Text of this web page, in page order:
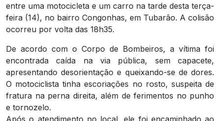
entre uma motocicleta e um carro na tarde desta terça-
feira (14), no bairro Congonhas, em Tubarão. A colisão
ocorreu por volta das 18h35.
De acordo com o Corpo de Bombeiros, a vítima foi
encontrada caída na via pública, sem capacete,
apresentando desorientação e queixando-se de dores.
O motociclista tinha escoriações no rosto, suspeita de
fratura na perna direita, além de ferimentos no punho
e tornozelo.
Após o atendimento no local, ele foi encaminhado ao